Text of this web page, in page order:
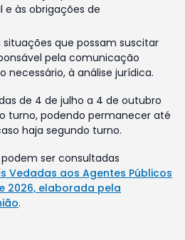
às obrigações de
situações que possam suscitar
pela comunicação
necessário, à análise jurídica.
de 4 de julho a 4 de outubro
turno, podendo permanecer até
haja segundo turno.
ser consultadas
Vedadas aos Agentes Públicos
2026, elaborada pela
.